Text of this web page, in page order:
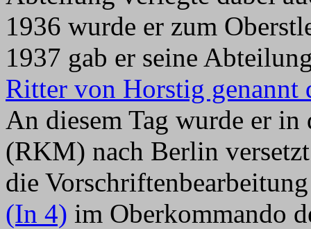
1936 wurde er zum
1937 gab er seine
Ritter von Horstig
An diesem Tag wurde er
(RKM) nach Berlin
die
(In 4) im Oberkommando